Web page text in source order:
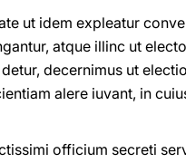
ut idem expleatur
atque illinc ut
decernimus ut
alere iuvant, in
officium secreti